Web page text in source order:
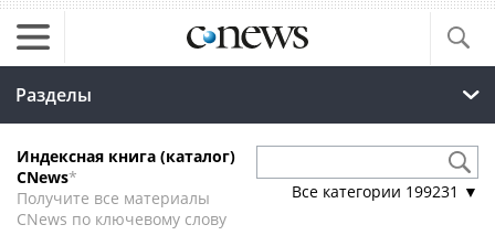
Разделы
Индексная книга (каталог)
CNews*
Получите все материалы
CNews по ключевому слову
Все категории 199231 ▼